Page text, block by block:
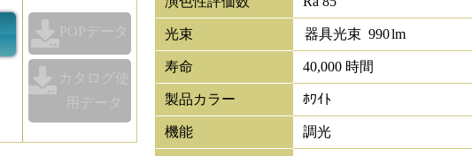
POPデータ
カタログ使
用データ
光束 器具光束 990lm
寿命 40,000 時間
製品カラー ﾎﾜｲﾄ
機能 調光